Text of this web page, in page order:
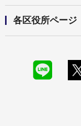
各区役所ページ